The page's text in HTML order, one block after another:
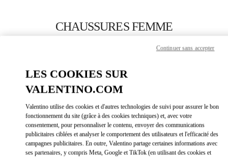
CHAUSSURES FEMME
PLUS DE DÉTAILS
OBTENIR DES DIRECTIONSLINK
LES COOKIES SUR
VALENTINO.COM
Valentino utilise des cookies et d'autres technologies de suivi pour assurer le bon
fonctionnement du site (grâce à des cookies techniques) et, avec votre
consentement, pour personnaliser le contenu, envoyer des communications
publicitaires ciblées et analyser le comportement des utilisateurs et l'efficacité des
campagnes publicitaires. En outre, Valentino partage certaines informations avec
ses partenaires, y compris Meta, Google et TikTok (en utilisant des cookies et
Continuer sans accepter